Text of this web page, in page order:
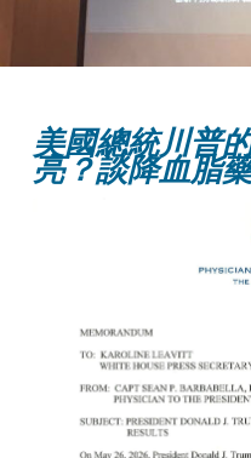
美國總統川普
亮？談降血脂